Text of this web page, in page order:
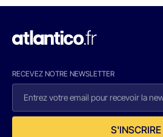
RECEVEZ NOTRE NEWSLETTER
S'INSCRIRE